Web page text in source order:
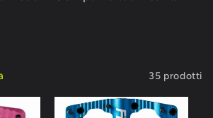
35 prodotti